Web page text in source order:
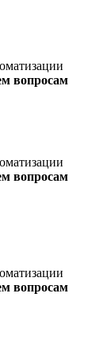
вопросам
вопросам
вопросам